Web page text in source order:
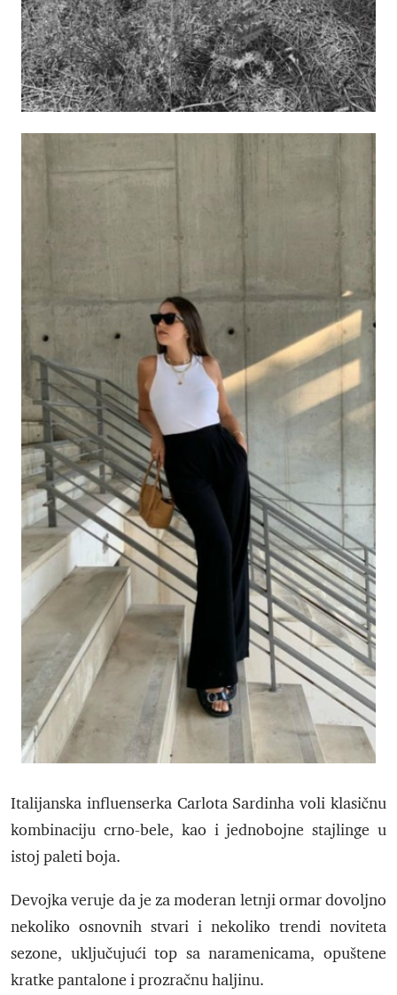
Italijanska influenserka Carlota Sardinha voli klasičnu
kombinaciju crno-bele, kao i jednobojne stajlinge u
istoj paleti boja.
Devojka veruje da je za moderan letnji ormar dovoljno
nekoliko osnovnih stvari i nekoliko trendi noviteta
sezone, uključujući top sa naramenicama, opuštene
kratke pantalone i prozračnu haljinu.